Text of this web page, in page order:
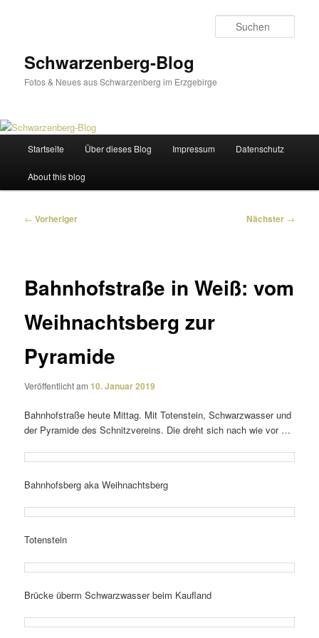
Schwarzenberg-Blog
Fotos & Neues aus Schwarzenberg im Erzgebirge
Startseite Über dieses Blog Impressum Datenschutz
About this blog
Beitragsnavigation
← Vorheriger Nächster →
Bahnhofstraße in Weiß: vom
Weihnachtsberg zur
Pyramide
Veröffentlicht am10. Januar 2019
Bahnhofstraße heute Mittag. Mit Totenstein, Schwarzwasser und
der Pyramide des Schnitzvereins. Die dreht sich nach wie vor …
Bahnhofsberg aka Weihnachtsberg
Totenstein
Brücke überm Schwarzwasser beim Kaufland